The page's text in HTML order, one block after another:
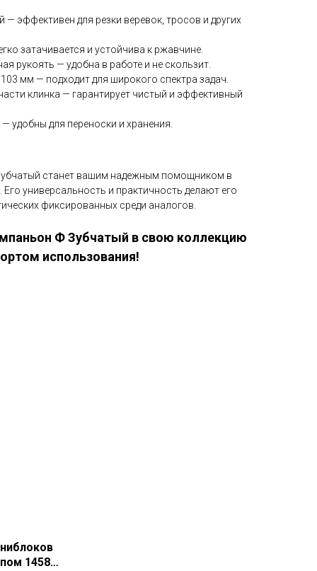
— эффективен для резки веревок, тросов и других
затачивается и устойчива к ржавчине.
рукоять — удобна в работе и не скользит.
мм — подходит для широкого спектра задач.
клинка — гарантирует чистый и эффективный
удобны для переноски и хранения.
станет вашим надежным помощником в
Его универсальность и практичность делают его
фиксированных среди аналогов.
Ф Зубчатый в свою коллекцию
использования!
1458